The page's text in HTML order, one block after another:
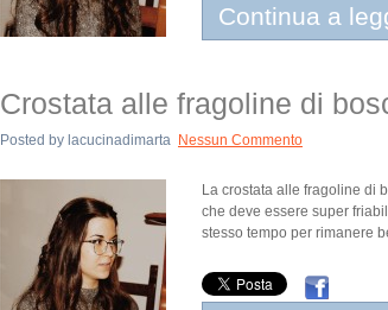
Continua a
Crostata alle fragoline di
Posted by lacucinadimarta Nessun Commento
La crostata alle fragoline di
che deve essere super
stesso tempo per rimanere